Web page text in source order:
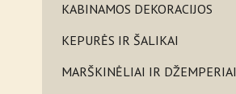
KABINAMOS DEKORACIJOS
KEPURĖS IR ŠALIKAI
MARŠKINĖLIAI IR DŽEMPERIAI